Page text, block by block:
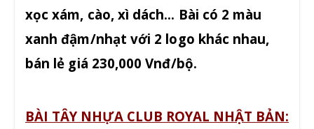
xọc xám, cào, xì dách… Bài có 2 màu
xanh đậm/nhạt với 2 logo khác nhau,
bán lẻ giá 230,000 Vnđ/bộ.
BÀI TÂY NHỰA CLUB ROYAL NHẬT BẢN: